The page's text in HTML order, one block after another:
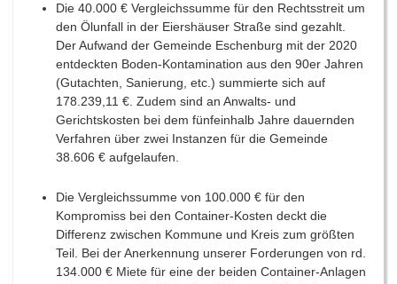
Die 40.000 € Vergleichssumme für den Rechtsstreit um
den Ölunfall in der Eiershäuser Straße sind gezahlt.
Der Aufwand der Gemeinde Eschenburg mit der 2020
entdeckten Boden-Kontamination aus den 90er Jahren
(Gutachten, Sanierung, etc.) summierte sich auf
178.239,11 €. Zudem sind an Anwalts- und
Gerichtskosten bei dem fünfeinhalb Jahre dauernden
Verfahren über zwei Instanzen für die Gemeinde
38.606 € aufgelaufen.
Die Vergleichssumme von 100.000 € für den
Kompromiss bei den Container-Kosten deckt die
Differenz zwischen Kommune und Kreis zum größten
Teil. Bei der Anerkennung unserer Forderungen von rd.
134.000 € Miete für eine der beiden Container-Anlagen